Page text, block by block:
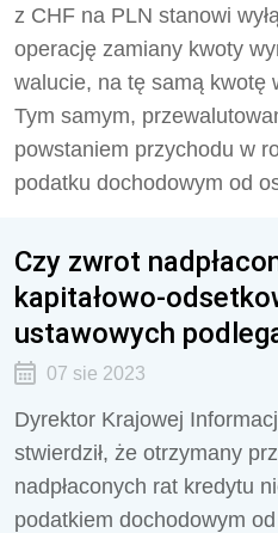
z CHF na PLN stanowi
operację zamiany kwoty
walucie, na tę samą kwotę
Tym samym,
powstaniem przychodu w
podatku dochodowym od
Czy zwrot
kapitałowo-
ustawowych
07 sie 2023
Dyrektor Krajowej
stwierdził, że otrzymany
nadpłaconych rat kredytu
podatkiem dochodowym